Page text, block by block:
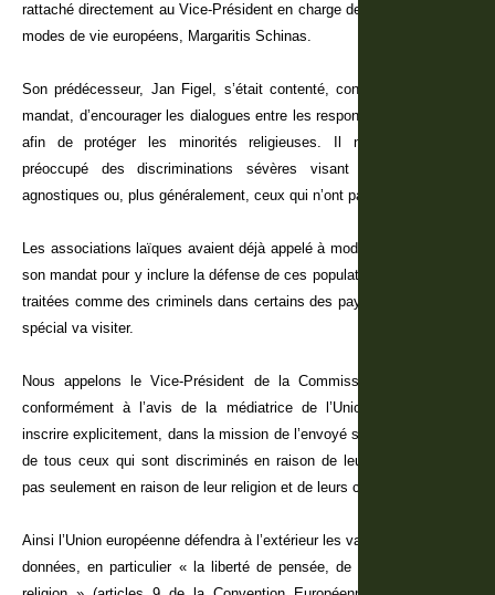
rattaché directement au Vice-Président en charge de la promotion des
modes de vie européens, Margaritis Schinas.
Son prédécesseur, Jan Figel, s’était contenté, conformément à son
mandat, d’encourager les dialogues entre les responsables des cultes
afin de protéger les minorités religieuses. Il ne s’était jamais
préoccupé des discriminations sévères visant les athées, les
agnostiques ou, plus généralement, ceux qui n’ont pas de religion.
Les associations laïques avaient déjà appelé à modifier le contenu de
son mandat pour y inclure la défense de ces populations menacées et
traitées comme des criminels dans certains des pays que cet envoyé
spécial va visiter.
Nous appelons le Vice-Président de la Commission, M. Schinas,
conformément à l’avis de la médiatrice de l’Union européenne, à
inscrire explicitement, dans la mission de l’envoyé spécial, la défense
de tous ceux qui sont discriminés en raison de leurs convictions et
pas seulement en raison de leur religion et de leurs croyances.
Ainsi l’Union européenne défendra à l’extérieur les valeurs qu’elle s’est
données, en particulier « la liberté de pensée, de conscience et de